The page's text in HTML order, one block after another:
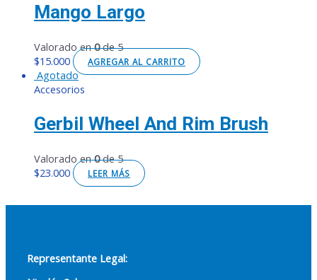
Mango Largo
Valorado en0de 5
$15.000 AGREGAR AL CARRITO
Agotado
Accesorios
Gerbil Wheel And Rim Brush
Valorado en0de 5
$23.000 LEER MÁS
Representante Legal: